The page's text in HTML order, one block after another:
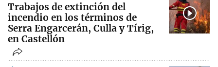
Trabajos de extinción del
incendio en los términos de
Serra Engarcerán, Culla y Tírig,
en Castellón